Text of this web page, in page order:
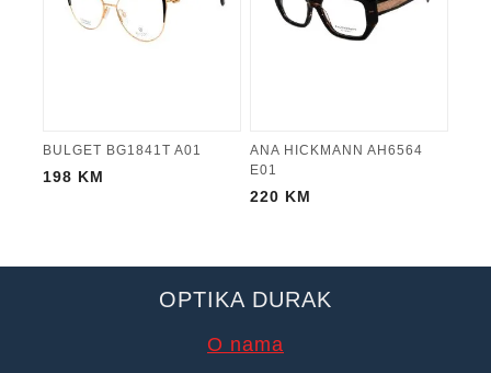
BULGET BG1841T A01
198 KM
ANA HICKMANN AH6564
E01
220 KM
OPTIKA DURAK
O nama